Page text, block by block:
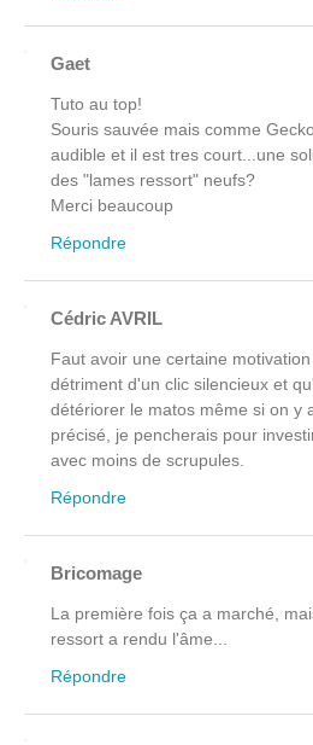
Gaet
Tuto au top!
Souris sauvée mais comme
audible et il est tres court...une
des "lames ressort" neufs?
Merci beaucoup
Répondre
Cédric AVRIL
Faut avoir une certaine
détriment d'un clic silencieux et
détériorer le matos même si on y
précisé, je pencherais pour
avec moins de scrupules.
Répondre
Bricomage
La première fois ça a marché,
ressort a rendu l'âme...
Répondre